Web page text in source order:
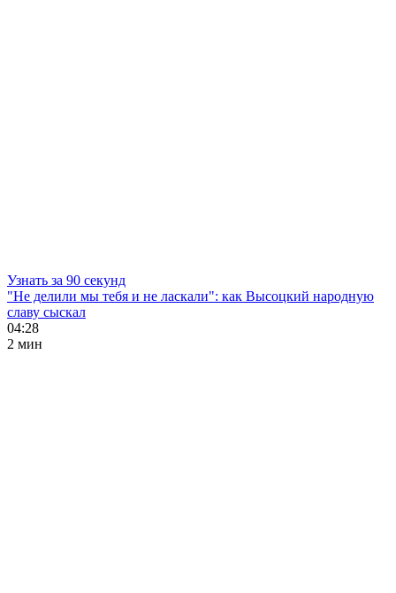
Узнать за 90 секунд
"Не делили мы тебя и не ласкали": как Высоцкий народную
славу сыскал
04:28
2 мин